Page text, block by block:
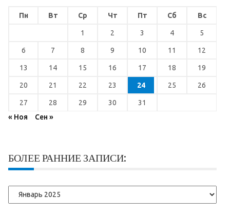
Пн Вт Ср Чт Пт Сб Вс
1 2 3 4 5
6 7 8 9 10 11 12
13 14 15 16 17 18 19
20 21 22 23 24 25 26
27 28 29 30
31
« Ноя
Сен »
БОЛЕЕ РАННИЕ ЗАПИСИ:
Более
ранние